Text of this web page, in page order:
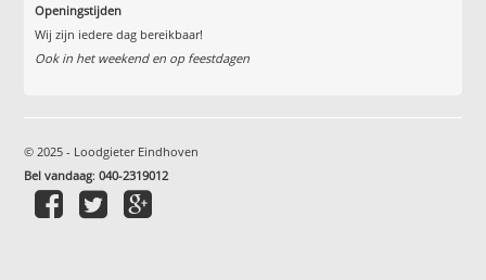
Openingstijden
Wij zijn iedere dag bereikbaar!
Ook in het weekend en op feestdagen
© 2025 - Loodgieter Eindhoven
Bel vandaag:040-2319012